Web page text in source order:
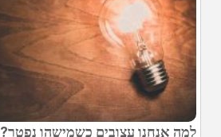
למה אנחנו עצובים כשמישהו נפטר?